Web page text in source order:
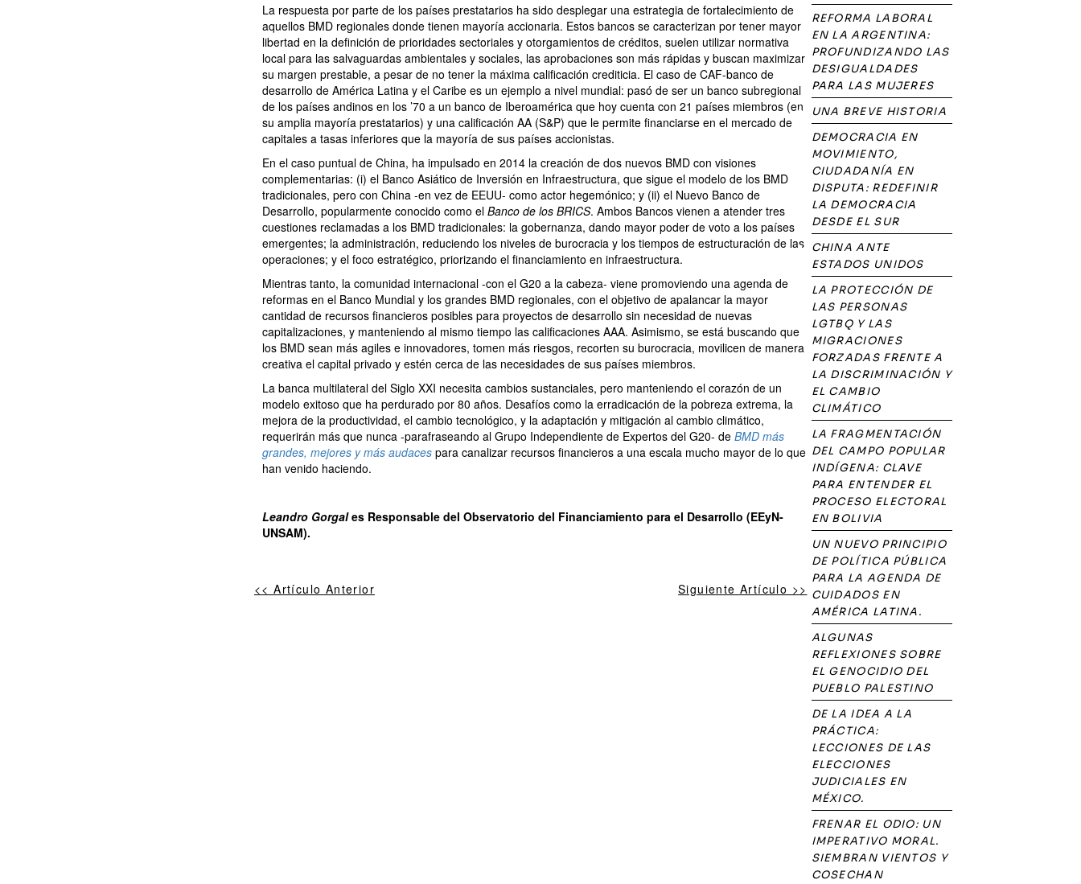
La respuesta por parte de los países prestatarios ha sido desplegar una estrategia de fortalecimiento de
aquellos BMD regionales donde tienen mayoría accionaria. Estos bancos se caracterizan por tener mayor
libertad en la definición de prioridades sectoriales y otorgamientos de créditos, suelen utilizar normativa
local para las salvaguardas ambientales y sociales, las aprobaciones son más rápidas y buscan maximizar
su margen prestable, a pesar de no tener la máxima calificación crediticia. El caso de CAF-banco de
desarrollo de América Latina y el Caribe es un ejemplo a nivel mundial: pasó de ser un banco subregional
de los países andinos en los ’70 a un banco de Iberoamérica que hoy cuenta con 21 países miembros (en
su amplia mayoría prestatarios) y una calificación AA (S&P) que le permite financiarse en el mercado de
capitales a tasas inferiores que la mayoría de sus países accionistas.
En el caso puntual de China, ha impulsado en 2014 la creación de dos nuevos BMD con visiones
complementarias: (i) el Banco Asiático de Inversión en Infraestructura, que sigue el modelo de los BMD
tradicionales, pero con China -en vez de EEUU- como actor hegemónico; y (ii) el Nuevo Banco de
Desarrollo, popularmente conocido como el Banco de los BRICS. Ambos Bancos vienen a atender tres
cuestiones reclamadas a los BMD tradicionales: la gobernanza, dando mayor poder de voto a los países
emergentes; la administración, reduciendo los niveles de burocracia y los tiempos de estructuración de las
operaciones; y el foco estratégico, priorizando el financiamiento en infraestructura.
Mientras tanto, la comunidad internacional -con el G20 a la cabeza- viene promoviendo una agenda de
reformas en el Banco Mundial y los grandes BMD regionales, con el objetivo de apalancar la mayor
cantidad de recursos financieros posibles para proyectos de desarrollo sin necesidad de nuevas
capitalizaciones, y manteniendo al mismo tiempo las calificaciones AAA. Asimismo, se está buscando que
los BMD sean más agiles e innovadores, tomen más riesgos, recorten su burocracia, movilicen de manera
creativa el capital privado y estén cerca de las necesidades de sus países miembros.
La banca multilateral del Siglo XXI necesita cambios sustanciales, pero manteniendo el corazón de un
modelo exitoso que ha perdurado por 80 años. Desafíos como la erradicación de la pobreza extrema, la
mejora de la productividad, el cambio tecnológico, y la adaptación y mitigación al cambio climático,
requerirán más que nunca -parafraseando al Grupo Independiente de Expertos del G20- de BMD más
grandes, mejores y más audaces para canalizar recursos financieros a una escala mucho mayor de lo que
han venido haciendo.
Leandro Gorgales Responsable del Observatorio del Financiamiento para el Desarrollo (EEyN-
UNSAM).
<< Artículo Anterior Siguiente Artículo >>
REFORMA LABORAL
EN LA ARGENTINA:
PROFUNDIZANDO LAS
DESIGUALDADES
PARA LAS MUJERES
UNA BREVE HISTORIA
DEMOCRACIA EN
MOVIMIENTO,
CIUDADANÍA EN
DISPUTA: REDEFINIR
LA DEMOCRACIA
DESDE EL SUR
CHINA ANTE
ESTADOS UNIDOS
LA PROTECCIÓN DE
LAS PERSONAS
LGTBQ Y LAS
MIGRACIONES
FORZADAS FRENTE A
LA DISCRIMINACIÓN Y
EL CAMBIO
CLIMÁTICO
LA FRAGMENTACIÓN
DEL CAMPO POPULAR
INDÍGENA: CLAVE
PARA ENTENDER EL
PROCESO ELECTORAL
EN BOLIVIA
UN NUEVO PRINCIPIO
DE POLÍTICA PÚBLICA
PARA LA AGENDA DE
CUIDADOS EN
AMÉRICA LATINA.
ALGUNAS
REFLEXIONES SOBRE
EL GENOCIDIO DEL
PUEBLO PALESTINO
DE LA IDEA A LA
PRÁCTICA:
LECCIONES DE LAS
ELECCIONES
JUDICIALES EN
MÉXICO.
FRENAR EL ODIO: UN
IMPERATIVO MORAL.
SIEMBRAN VIENTOS Y
COSECHAN